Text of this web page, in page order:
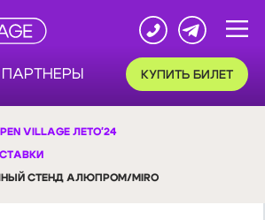
КУПИТЬ БИЛЕТ
VILLAGE ЛЕТО'24
СТЕНД АЛЮПРОМ/MIRO